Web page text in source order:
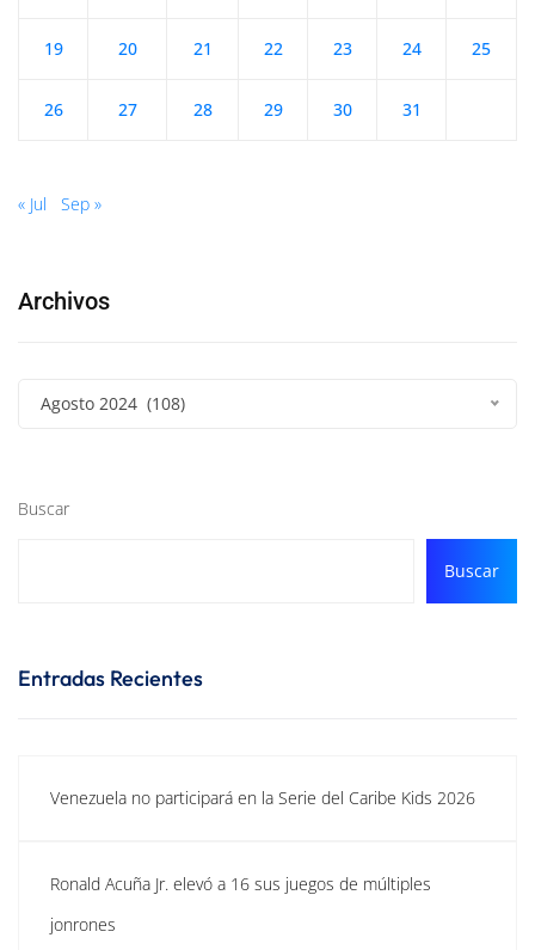
19 20 21 22 23 24 25
26 27 28 29 30 31
« Jul Sep »
Archivos
Agosto 2024 (108)
Buscar
Buscar
Entradas Recientes
Venezuela no participará en la Serie del Caribe Kids 2026
Ronald Acuña Jr. elevó a 16 sus juegos de múltiples
jonrones